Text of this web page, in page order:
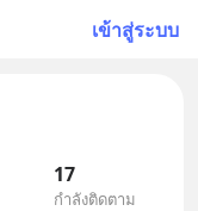
เข้าสู่ระบบ
17
กำลังติดตาม